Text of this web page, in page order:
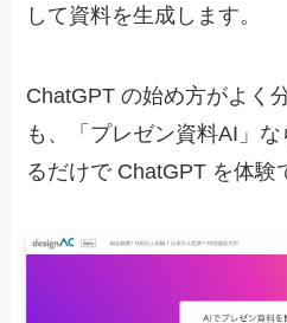
して資料を生成します。
ChatGPT の始め方がよく
も、
「プレゼン資料AI」
るだけで ChatGPT を体験